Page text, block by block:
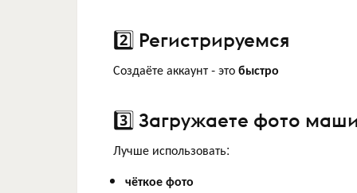
2️⃣ Регистрируемся
Создаёте аккаунт - этобыстро
3️⃣ Загружаете фото
Лучше использовать:
чёткое фото